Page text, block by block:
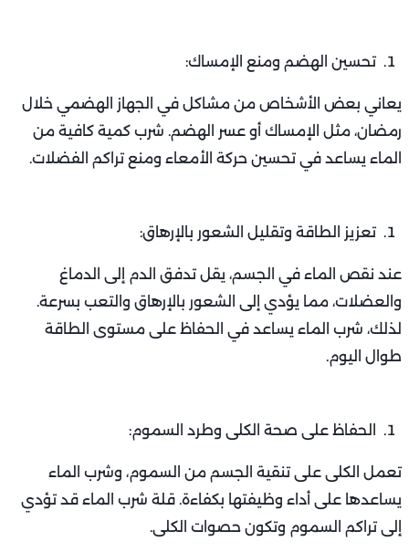
تحسين الهضم ومنع الإمساك:
يعاني بعض الأشخاص من مشاكل في الجهاز الهضمي خلال
رمضان، مثل الإمساك أو عسر الهضم. شرب كمية كافية من
الماء يساعد في تحسين حركة الأمعاء ومنع تراكم الفضلات.
تعزيز الطاقة وتقليل الشعور بالإرهاق:
عند نقص الماء في الجسم، يقل تدفق الدم إلى الدماغ
والعضلات، مما يؤدي إلى الشعور بالإرهاق والتعب بسرعة.
لذلك، شرب الماء يساعد في الحفاظ على مستوى الطاقة
طوال اليوم.
الحفاظ على صحة الكلى وطرد السموم:
تعمل الكلى على تنقية الجسم من السموم، وشرب الماء
يساعدها على أداء وظيفتها بكفاءة. قلة شرب الماء قد تؤدي
إلى تراكم السموم وتكون حصوات الكلى.